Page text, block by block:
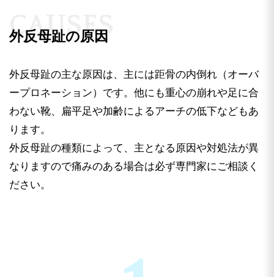
外反母趾は、体質・歩き方のクセに加えて、ハイヒ
ールなどのきつい靴を履き続け、 足先を圧迫する
ことが原因で起こります。
歩き方や靴を変えずに市販のフットケア用品だけで
「痛み」をごまかすだけでは、 外反母趾は進行
し、年をとってから変形がひどくなるケースもある
外反母趾の原因
CAUSES
外反母趾の主な原因は、主には距骨の内倒れ（オーバ
ープロネーション）です。他にも重心の崩れや足に合
わない靴、扁平足や加齢によるアーチの低下などもあ
ります。
外反母趾の種類によって、主となる原因や対処法が異
なりますので痛みのある場合は必ず専門家にご相談く
ださい。